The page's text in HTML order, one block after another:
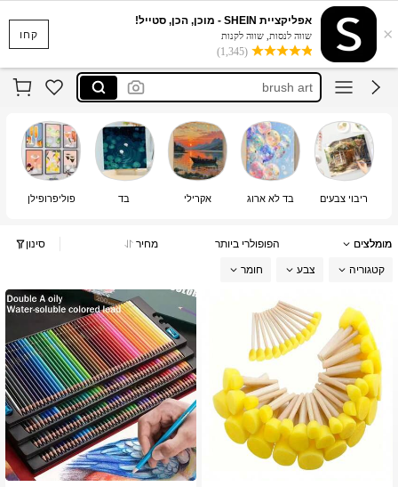
קחו ×
אפליקציית SHEIN - מוכן, הכן, סטייל!
שווה לנסות, שווה לקנות
(1,345)
لوحة مرقمه
ナンバーペイント 絵の具
brush art
картина по номерам
لوحة مرقمه
ナンバーペイント 絵の具
ריבוי צבעים בד לא ארוג אקרילי בד פוליפרופילן
מומלצים הפופולרי ביותר מחיר סינון
קטגוריה צבע חומר